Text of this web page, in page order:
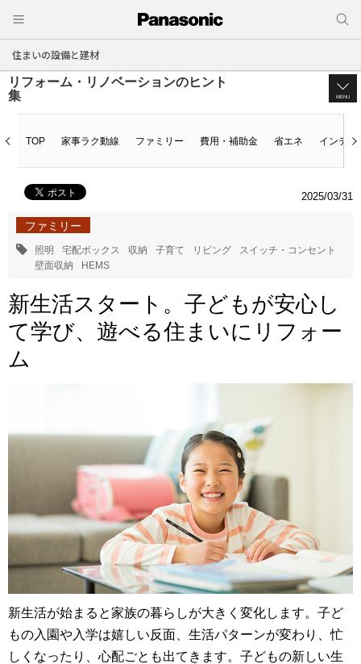
住まいの設備と建材
リフォーム・リノベーションのヒント
集
MENU
TOP 家事ラク動線 ファミリー 費用・補助金 省エネ インテリ
2025/03/31
ファミリー
照明 宅配ボックス 収納 子育て リビング
スイッチ・コンセント
壁面収納
HEMS
新生活スタート。子どもが安心し
て学び、遊べる住まいにリフォー
ム
新生活が始まると家族の暮らしが大きく変化します。子ど
もの入園や入学は嬉しい反面、生活パターンが変わり、忙
しくなったり、心配ごとも出てきます。子どもの新しい生